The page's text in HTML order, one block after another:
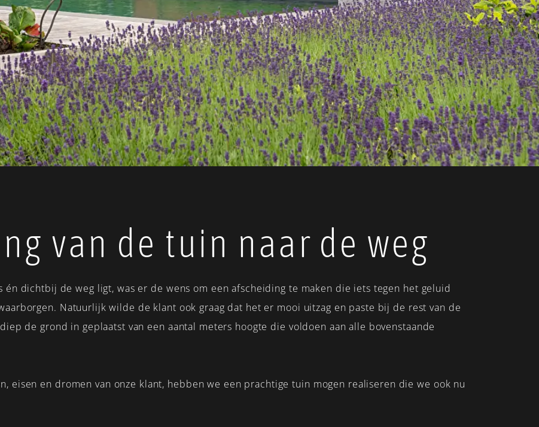
van de tuin naar de weg
én dichtbij de weg ligt, was er de wens om een afscheiding te maken die iets tegen het geluid
Natuurlijk wilde de klant ook graag dat het er mooi uitzag en paste bij de rest van de
de grond in geplaatst van een aantal meters hoogte die voldoen aan alle bovenstaande
eisen en dromen van onze klant, hebben we een prachtige tuin mogen realiseren die we ook nu